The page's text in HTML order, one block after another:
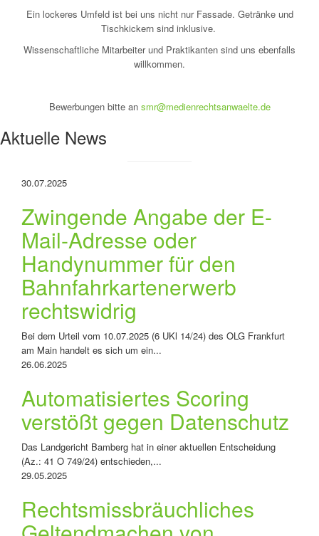
Ein lockeres Umfeld ist bei uns nicht nur Fassade. Getränke und
Tischkickern sind inklusive.
Wissen­schaft­liche Mitarbeiter und Prak­tikan­ten sind uns ebenfalls
willkommen.
Bewerbungen bitte an smr@medienrechtsanwaelte.de
Aktuelle News
30.07.2025
Zwingende Angabe der E-
Mail-Adresse oder
Handynummer für den
Bahnfahrkartenerwerb
rechtswidrig
Bei dem Urteil vom 10.07.2025 (6 UKl 14/24) des OLG Frankfurt
am Main handelt es sich um ein...
26.06.2025
Automatisiertes Scoring
verstößt gegen Datenschutz
Das Landgericht Bamberg hat in einer aktuellen Entscheidung
(Az.: 41 O 749/24) entschieden,...
29.05.2025
Rechtsmissbräuchliches